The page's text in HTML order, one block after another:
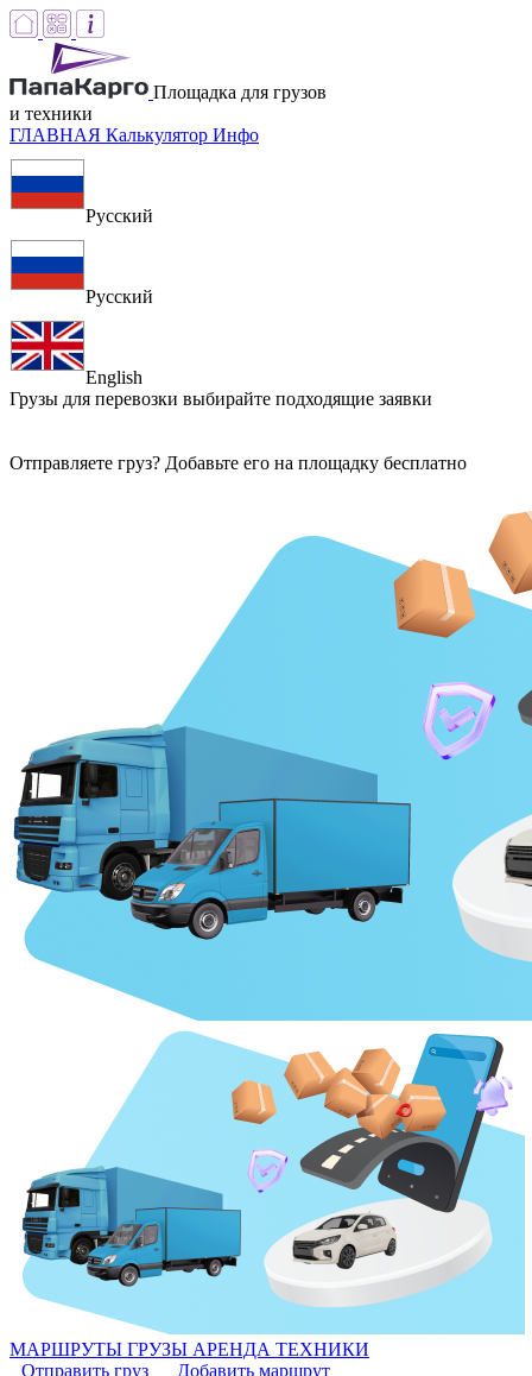
Площадка для грузов
и техники
ГЛАВНАЯ Калькулятор Инфо
Русский
Русский
English
Грузы для перевозки выбирайте подходящие заявки
Отправляете груз? Добавьте его на площадку бесплатно
МАРШРУТЫ ГРУЗЫ АРЕНДА ТЕХНИКИ
Отправить груз
Добавить маршрут